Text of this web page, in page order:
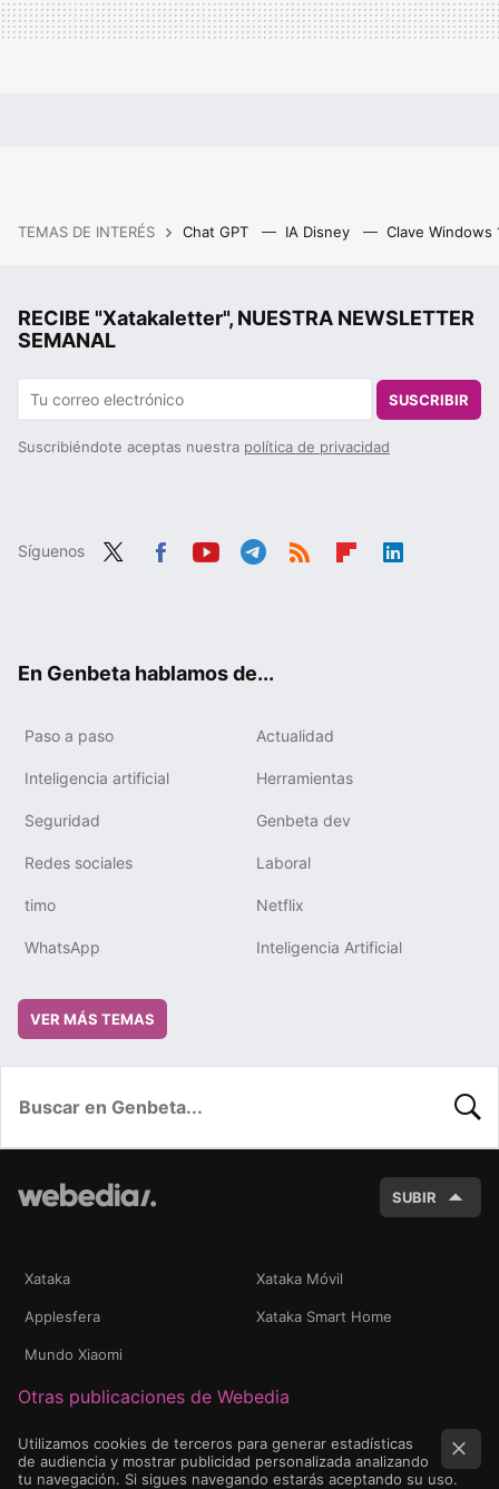
TEMAS DE INTERÉS Chat GPT IA Disney Clave Windows
RECIBE "Xatakaletter", NUESTRA NEWSLETTER
SEMANAL
SUSCRIBIR
Suscribiéndote aceptas nuestra política de privacidad
Síguenos
En Genbeta hablamos de...
Paso a paso Actualidad
Inteligencia artificial Herramientas
Seguridad Genbeta dev
Redes sociales Laboral
timo Netflix
WhatsApp Inteligencia Artificial
VER MÁS TEMAS
SUBIR
Xataka Xataka Móvil
Applesfera Xataka Smart Home
Mundo Xiaomi
Otras publicaciones de Webedia
Utilizamos cookies de terceros para generar estadísticas
de audiencia y mostrar publicidad personalizada analizando
tu navegación. Si sigues navegando estarás aceptando su uso.